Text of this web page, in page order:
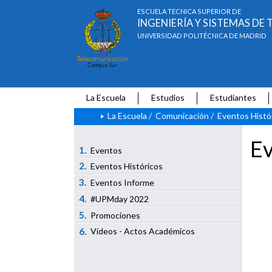
ESCUELA TÉCNICA SUPERIOR DE
INGENIERÍA Y SISTEMAS
UNIVERSIDAD POLITÉCNICA DE MADRID
La Escuela Estudios
Estudiantes
La Escuela / Comunicación / Eventos
1. Eventos
2. Eventos Históricos
3. Eventos Informe
4. #UPMday 2022
5. Promociones
6. Vídeos - Actos Académicos